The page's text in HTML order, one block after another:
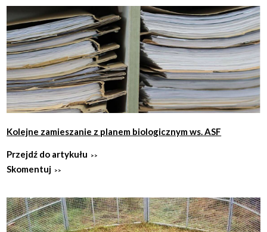
Kolejne zamieszanie z planem biologicznym ws. ASF
Przejdź do artykułu
Skomentuj